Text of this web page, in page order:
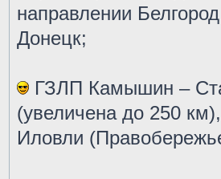
направлении
Донецк;
ГЗЛП Камышин –
(увеличена до 250
Иловли